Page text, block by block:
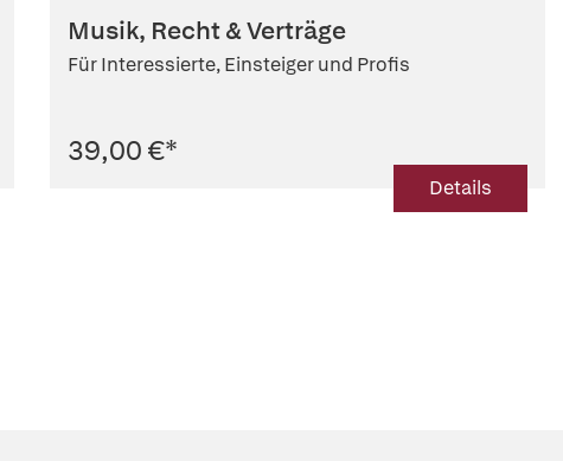
Musik, Recht & Verträge
Für Interessierte, Einsteiger und Profis
39,00 €*
Details